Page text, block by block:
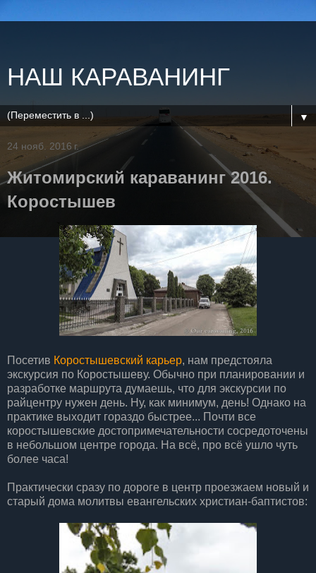
НАШ КАРАВАНИНГ
▼
24 нояб. 2016 г.
Житомирский караванинг 2016.
Коростышев
Посетив Коростышевский карьер, нам предстояла
экскурсия по Коростышеву. Обычно при планировании и
разработке маршрута думаешь, что для экскурсии по
райцентру нужен день. Ну, как минимум, день! Однако на
практике выходит гораздо быстрее... Почти все
коростышевские достопримечательности сосредоточены
в небольшом центре города. На всё, про всё ушло чуть
более часа!
Практически сразу по дороге в центр проезжаем новый и
старый дома молитвы евангельских христиан-баптистов: